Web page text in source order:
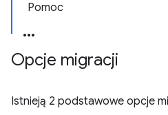
Pomoc
Opcje migracji
Istnieją 2 podstawowe opcje